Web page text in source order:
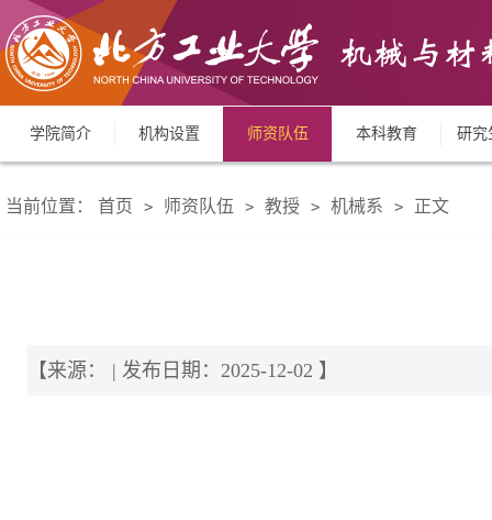
学院简介 机构设置 师资队伍 本科教育 研究
当前位置： 首页 > 师资队伍 > 教授 > 机械系 > 正文
【来源： | 发布日期：2025-12-02 】